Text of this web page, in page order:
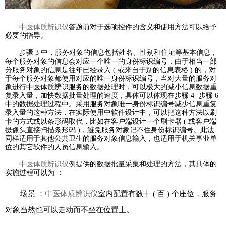
中医体质辨识仪答题前对于选项控件的含义和使用方法可以给予
必要的指导。
步骤 3 中，服务对象的信息包括姓名、性别和住址等基本信息，
每个服务对象的信息会对应一个唯一的身份标识编号，由于相当一部
分服务对象的信息是往年已经录入 ( 或来自于别的信息表格 ) 的，对
于每个服务对象都使用对应的唯一身份标识编号，当对大量的服务对
象进行中医体质辨识服务的数据处理时，可以极大的减小信息数据重
复录入量，加快数据批量处理的速度，具体可以体现在步骤 4- 步骤 6
中的数据处理过程中。采用服务对象唯一身份标识编号减少信息重复
录入量的这种方法，在实际使用中软件设计中，可以把这种方法以刷
卡的方式或以条形码取代，比如在客户端设计一个刷卡器 ( 或客户端
摄像头直接扫描条形码 )，避免服务对象记不住身份标识编号。此法
同样适用于其他公共卫生的服务对象信息输入，也适用于机关事业单
位的其它软件的人员信息输入。
中医体质辨识仪例提供的数据批量采集和处理的方法，其具体的
实施过程可以为 ：
场景 ： 中医体质辨识仪室内配置有数十 ( 百 ) 个座位，服务
对象当然也可以走动而不坐在位置上。